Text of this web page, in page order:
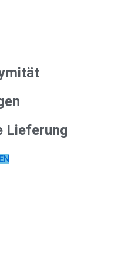
Lieferung